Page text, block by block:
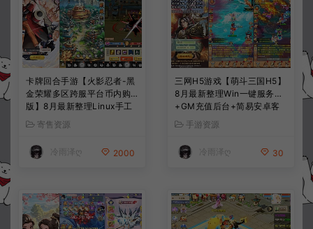
卡牌回合手游【火影忍者-黑
金荣耀多区跨服平台币内购
版】8月最新整理Linux手工
服务端+CDK授权后台+安卓
+详细搭建教程+视频教程
寄售资源
冷雨泽ღ 2000
三网H5游戏【萌斗三国H5】
8月最新整理Win一键服务端
+GM充值后台+简易安卓客
户端+详细搭建教程+视频教
手游资源
冷雨泽ღ 30